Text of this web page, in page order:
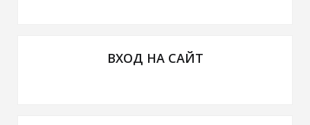
ВХОД НА САЙТ